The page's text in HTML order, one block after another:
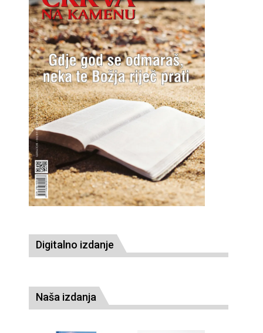
Digitalno izdanje
Naša izdanja